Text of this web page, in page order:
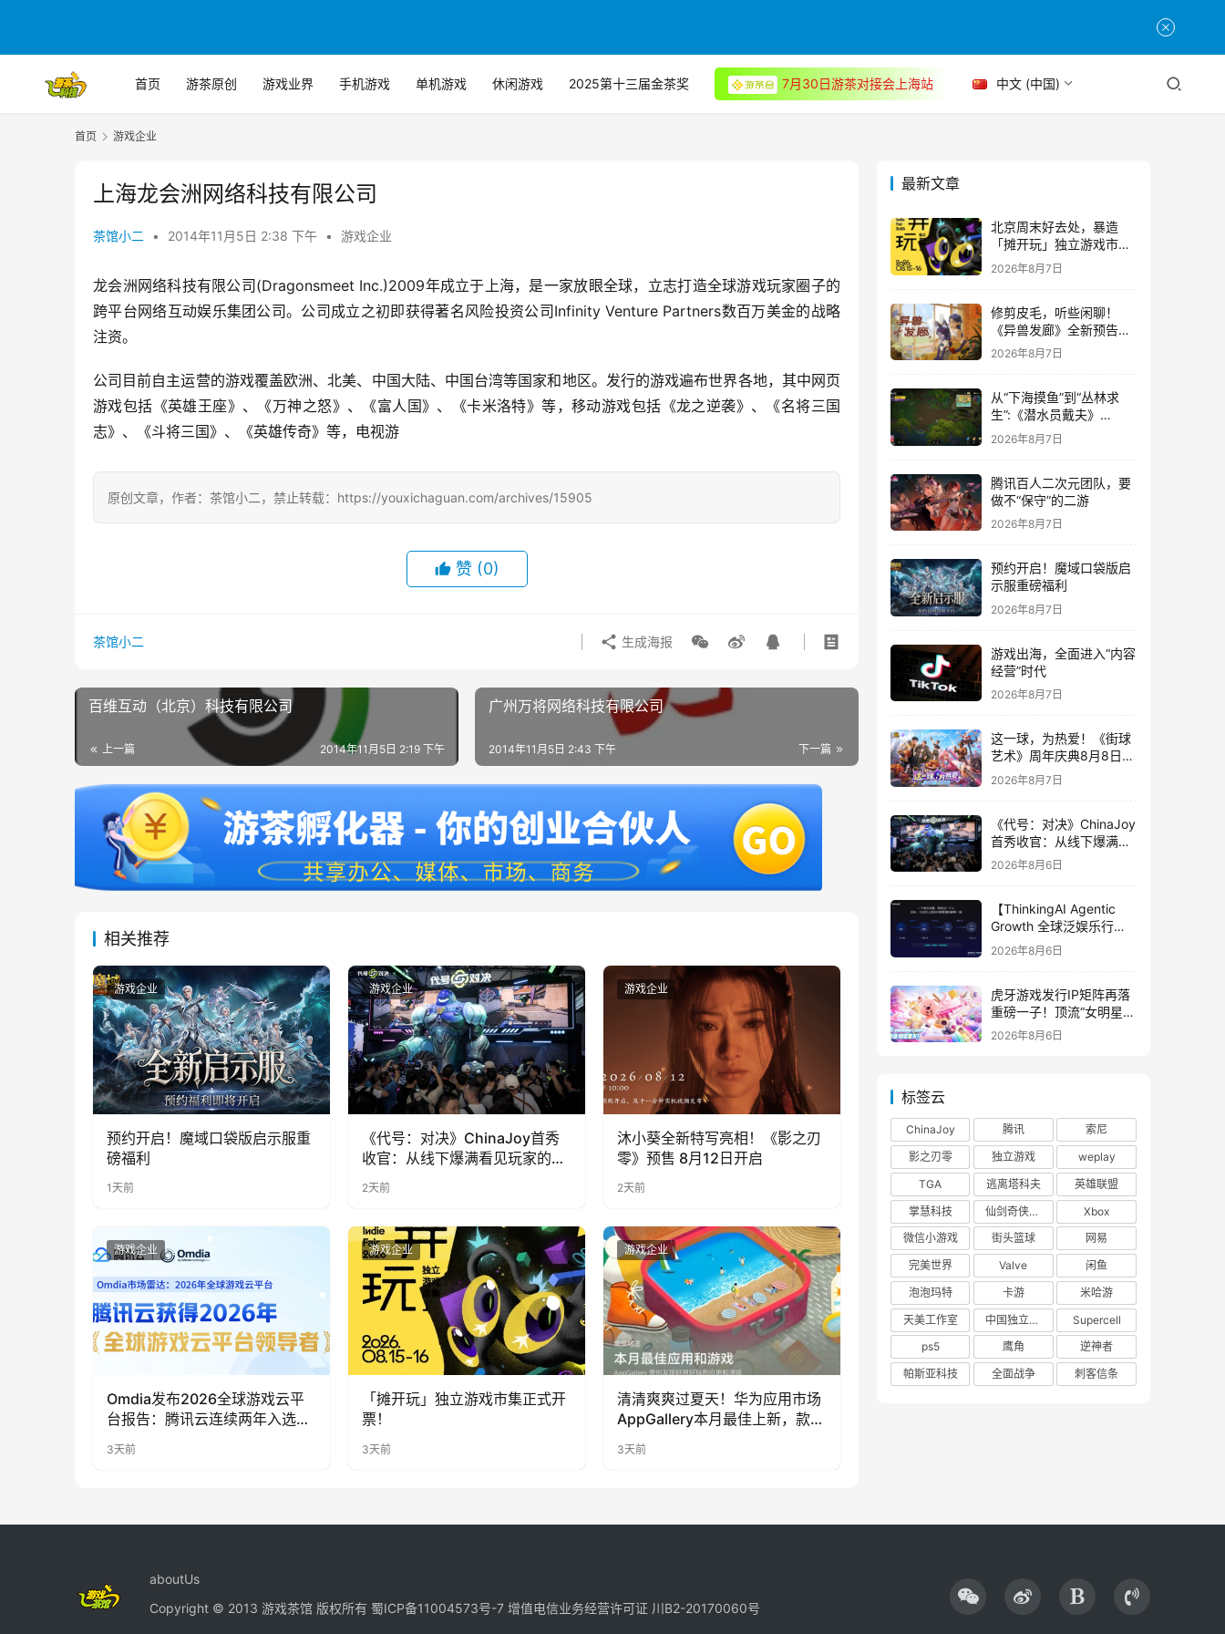
首页 游茶原创 游戏业界 手机游戏 单机游戏 休闲游戏 2025第十三届金茶奖 7月30日游茶对接会上海站 中文 (中国)
首页 游戏企业
上海龙会洲网络科技有限公司
茶馆小二 • 2014年11月5日 2:38 下午 • 游戏企业
龙会洲网络科技有限公司(Dragonsmeet Inc.)2009年成立于上海，是一家放眼全球，立志打造全球游戏玩家圈子的
跨平台网络互动娱乐集团公司。公司成立之初即获得著名风险投资公司Infinity Venture Partners数百万美金的战略
注资。
公司目前自主运营的游戏覆盖欧洲、北美、中国大陆、中国台湾等国家和地区。发行的游戏遍布世界各地，其中网页
游戏包括《英雄王座》、《万神之怒》、《富人国》、《卡米洛特》等，移动游戏包括《龙之逆袭》、《名将三国
志》、《斗将三国》、《英雄传奇》等，电视游
原创文章，作者：茶馆小二，禁止转载：https://youxichaguan.com/archives/15905
赞 (0)
茶馆小二 生成海报
百维互动（北京）科技有限公司
上一篇 2014年11月5日 2:19 下午
广州万将网络科技有限公司
下一篇
2014年11月5日 2:43 下午
相关推荐
游戏企业
预约开启！魔域口袋版启示服重
磅福利
1天前
游戏企业
《代号：对决》ChinaJoy首秀
收官：从线下爆满看见玩家的真
实期待
2天前
游戏企业
沐小葵全新特写亮相！《影之刃
零》预售 8月12日开启
2天前
游戏企业
Omdia发布2026全球游戏云平
台报告：腾讯云连续两年入选
3天前
游戏企业
「摊开玩」独立游戏市集正式开
票！
3天前
游戏企业
清清爽爽过夏天！华为应用市场
AppGallery本月最佳上新，款款
3天前
最新文章
北京周末好去处，暴造
「摊开玩」独立游戏市集
正式开票！
2026年8月7日
修剪皮毛，听些闲聊！
《异兽发廊》全新预告与
Steam免费试玩公开
2026年8月7日
从“下海摸鱼”到“丛林求
生”:《潜水员戴夫》
DLC《丛林》移动端定档
8月14日
2026年8月7日
腾讯百人二次元团队，要
做不“保守”的二游
2026年8月7日
预约开启！魔域口袋版启
示服重磅福利
2026年8月7日
游戏出海，全面进入“内容
经营”时代
2026年8月7日
这一球，为热爱！《街球
艺术》周年庆典8月8日正
式上线，多重福利与全新
内容同步开启
2026年8月7日
《代号：对决》ChinaJoy
首秀收官：从线下爆满看
见玩家的真实期待
2026年8月6日
【ThinkingAI Agentic
Growth 全球泛娱乐行业
峰会】Agent 时代，人到
底负责什么
2026年8月6日
虎牙游戏发行IP矩阵再落
重磅一子！顶流“女明星”
ZANMANG LOOPY 正版
2026年8月6日
标签云
ChinaJoy 腾讯
索尼
影之刃零
独立游戏
weplay
TGA
逃离塔科夫
英雄联盟
掌慧科技
仙剑奇侠传四
Xbox
微信小游戏
街头篮球
网易
完美世界
Valve
闲鱼
泡泡玛特
卡游
米哈游
天美工作室
中国独立游戏联盟
Supercell
ps5
鹰角
逆神者
帕斯亚科技
全面战争 刺客信条
aboutUs
Copyright © 2013 游戏茶馆 版权所有 蜀ICP备11004573号-7 增值电信业务经营许可证 川B2-20170060号